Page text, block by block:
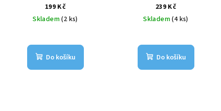
199 Kč
Skladem(2 ks)
Do košíku
239 Kč
Skladem(4 ks)
Do košíku